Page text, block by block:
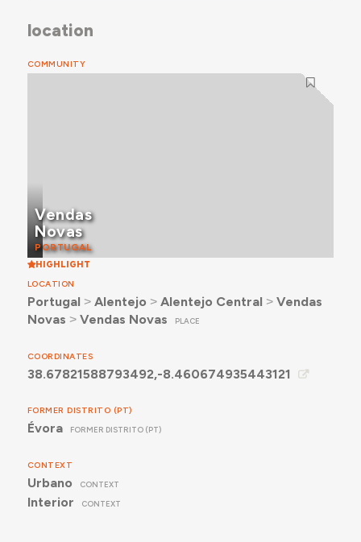
location
COMMUNITY
Vendas
Novas
PORTUGAL
HIGHLIGHT
LOCATION
Portugal ˃ Alentejo ˃ Alentejo Central ˃ Vendas
Novas ˃ Vendas Novas PLACE
COORDINATES
38.67821588793492,-8.460674935443121
FORMER DISTRITO (PT)
Évora FORMER DISTRITO (PT)
CONTEXT
Urbano CONTEXT
Interior CONTEXT